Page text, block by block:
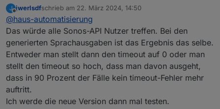
und jetzt bekomme ich wieder den
2000 nicht eingestellt habe.
Bitte mit 7.10.1 testen. Der generierte
Blockly-Code hat immer einen Wert> 0
generiert. Generell ist es natürlich nicht
empfehlenswert ohne Timeout zu
arbeiten. Das ist ja auch ein ziemlich
spezieller Fall, dass Du erst einen
komplett abgespielt wurde.
J
Offline
jwerlsdfschrieb am 22. März 2024, 14:50
zuletzt editiert von
@haus-automatisierung
Das würde alle Sonos-API Nutzer treffen. Bei den
generierten Sprachausgaben ist das Ergebnis das selbe.
Entweder man stellt dann den timeout auf 0 oder man
stellt den timeout so hoch, dass man davon ausgeht,
dass in 90 Prozent der Fälle kein timeout-Fehler mehr
auftritt.
Ich werde die neue Version dann mal testen.